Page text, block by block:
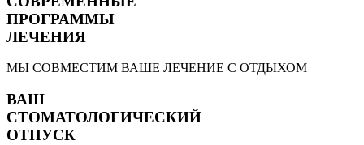
ПРОГРАММЫ
ЛЕЧЕНИЯ
МЫ СОВМЕСТИМ ВАШЕ ЛЕЧЕНИЕ С ОТДЫХОМ
ВАШ
СТОМАТОЛОГИЧЕСКИЙ
ОТПУСК